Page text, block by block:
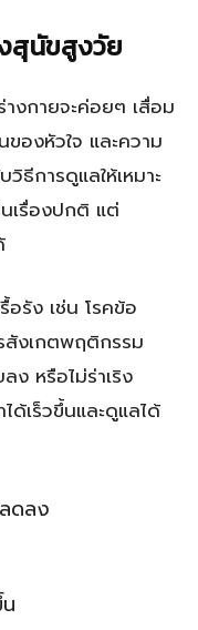
สุนัขสูงวัย
งกายจะค่อยๆ เสื่อม
องหัวใจ และความ
ธีการดูแลให้เหมาะ
เรื่องปกติ แต่
อรัง เช่น โรคข้อ
สังเกตพฤติกรรม
ง หรือไม่ร่าเริง
ด้เร็วขึ้นและดูแลได้
ดลง